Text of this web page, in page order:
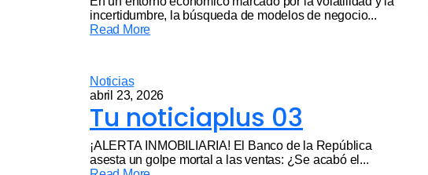
incertidumbre, la búsqueda de modelos de negocio...
Read More
Noticias
abril 23, 2026
Tu noticiaplus 03
¡ALERTA INMOBILIARIA! El Banco de la República
asesta un golpe mortal a las ventas: ¿Se acabó el...